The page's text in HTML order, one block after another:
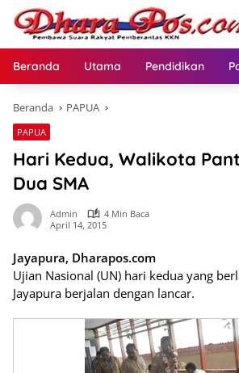
Langsung
konten
Beranda Utama Pendidikan
Beranda PAPUA
PAPUA
Hari Kedua, Walikota
Dua SMA
Admin
4 Min Baca
April 14, 2015
Jayapura, Dharapos.com
Ujian Nasional (UN) hari kedua yang
Jayapura berjalan dengan lancar.